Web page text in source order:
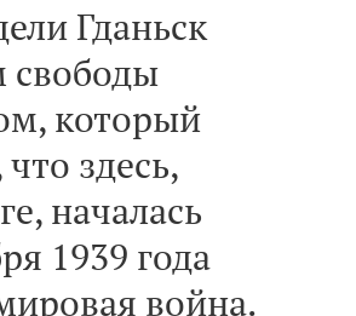
Гданьск
свободы
который
здесь,
началась
1939 года
война.